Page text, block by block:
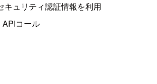
キュリティ認証情報を利用
コール